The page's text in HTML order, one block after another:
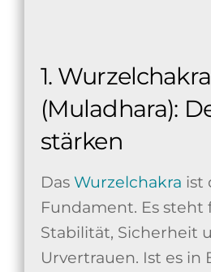
1. Wurzelchakra
(Muladhara):
stärken
Das Wurzelchakra ist
Fundament. Es steht
Stabilität, Sicherheit
Urvertrauen. Ist es in